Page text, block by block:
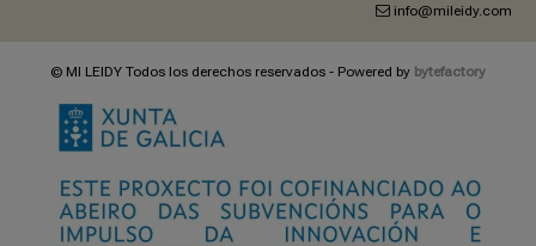
info@mileidy.com
© MI LEIDY Todos los derechos reservados - Powered by bytefactory